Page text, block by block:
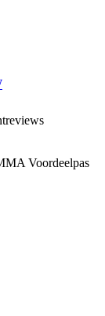
Voordeelpas